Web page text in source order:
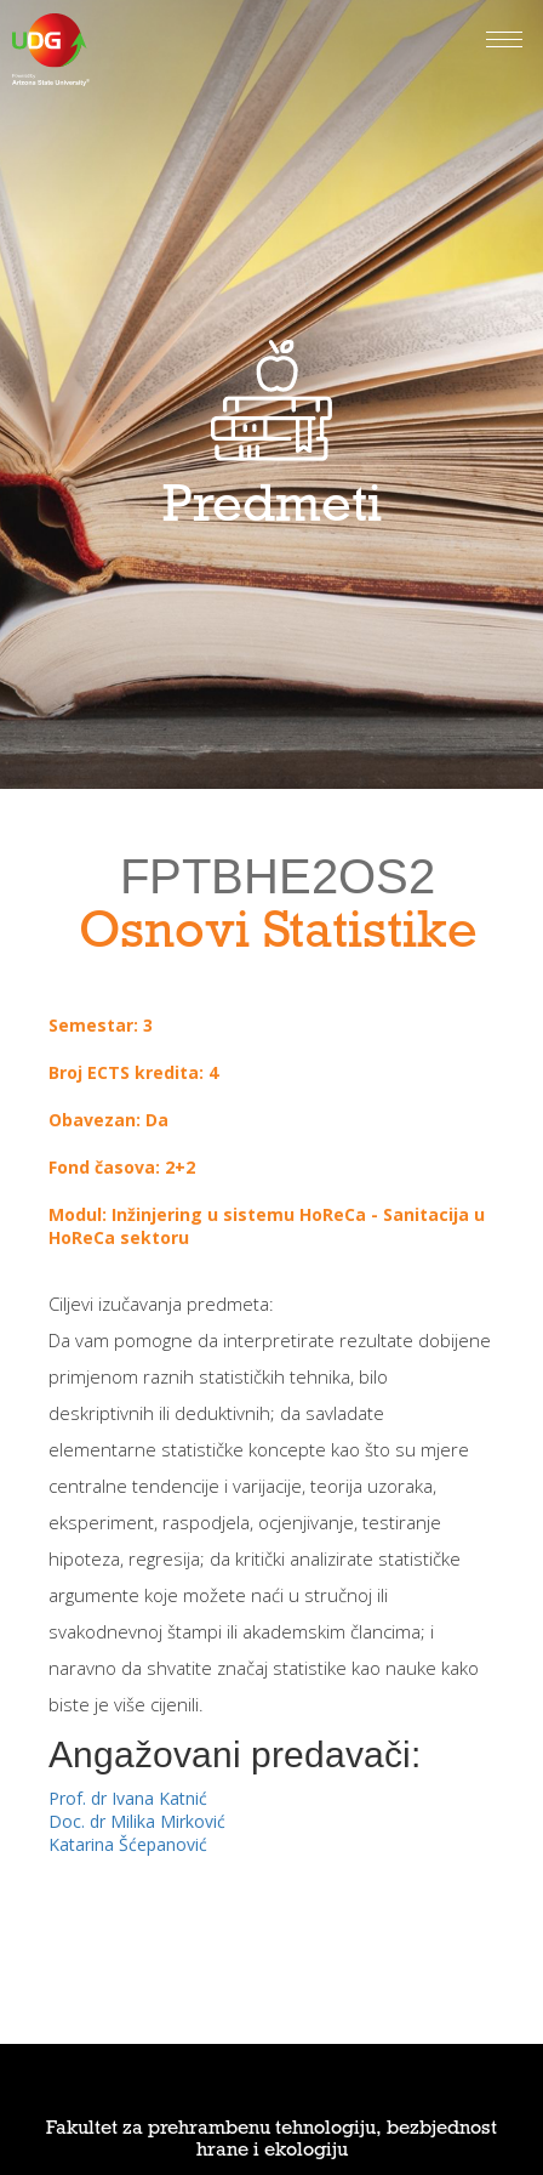
Predmeti
FPTBHE2OS2
Osnovi Statistike
Semestar: 3
Broj ECTS kredita: 4
Obavezan: Da
Fond časova: 2+2
Modul: Inžinjering u sistemu HoReCa - Sanitacija u
HoReCa sektoru
Ciljevi izučavanja predmeta:
Da vam pomogne da interpretirate rezultate dobijene
primjenom raznih statističkih tehnika, bilo
deskriptivnih ili deduktivnih; da savladate
elementarne statističke koncepte kao što su mjere
centralne tendencije i varijacije, teorija uzoraka,
eksperiment, raspodjela, ocjenjivanje, testiranje
hipoteza, regresija; da kritički analizirate statističke
argumente koje možete naći u stručnoj ili
svakodnevnoj štampi ili akademskim člancima; i
naravno da shvatite značaj statistike kao nauke kako
biste je više cijenili.
Angažovani predavači:
Prof. dr Ivana Katnić
Doc. dr Milika Mirković
Katarina Šćepanović
Fakultet za prehrambenu tehnologiju, bezbjednost
hrane i ekologiju